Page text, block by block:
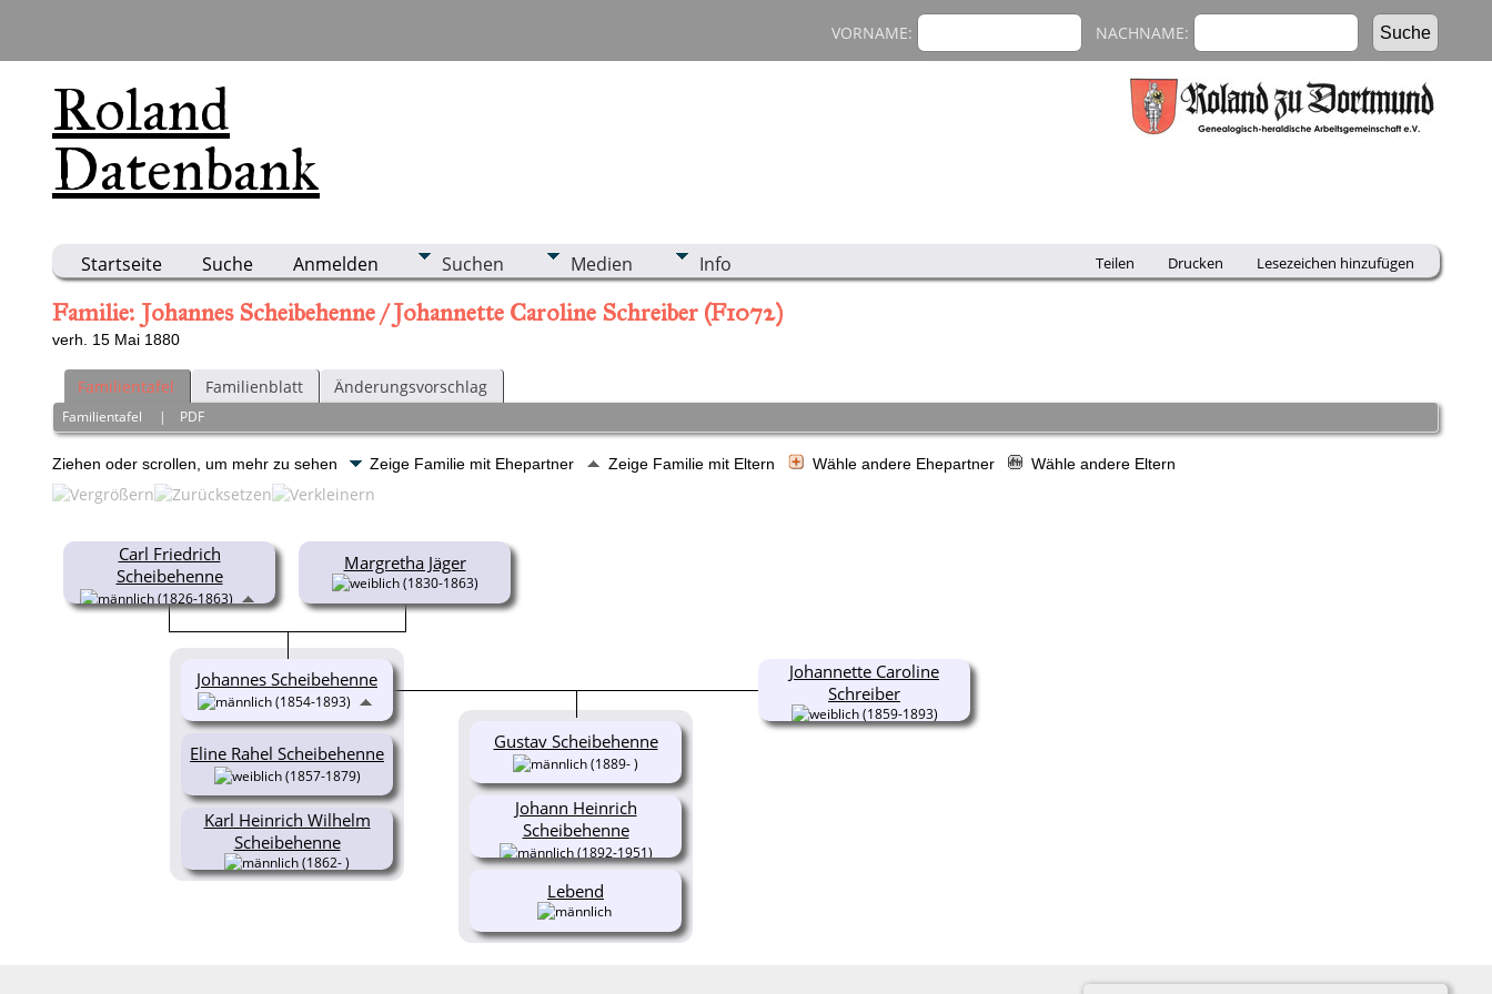
Roland
Datenbank
VORNAME: NACHNAME:
Startseite Suche Anmelden Suchen Medien Info Teilen Drucken Lesezeichen hinzufügen
Familie: Johannes Scheibehenne / Johannette Caroline Schreiber (F1072)
verh. 15 Mai 1880
Familientafel Familienblatt Änderungsvorschlag
Familientafel | PDF
Ziehen oder scrollen, um mehr zu sehen Zeige Familie mit Ehepartner Zeige Familie mit Eltern Wähle andere Ehepartner Wähle andere Eltern
Carl Friedrich
Scheibehenne
(1826-1863)
Margretha Jäger
(1830-1863)
Eline Rahel Scheibehenne
(1857-1879)
Karl Heinrich Wilhelm
Scheibehenne
(1862- )
Johannes Scheibehenne
(1854-1893)
Johannette Caroline
Schreiber
(1859-1893)
Gustav Scheibehenne
(1889- )
Johann Heinrich
Scheibehenne
(1892-1951)
Lebend